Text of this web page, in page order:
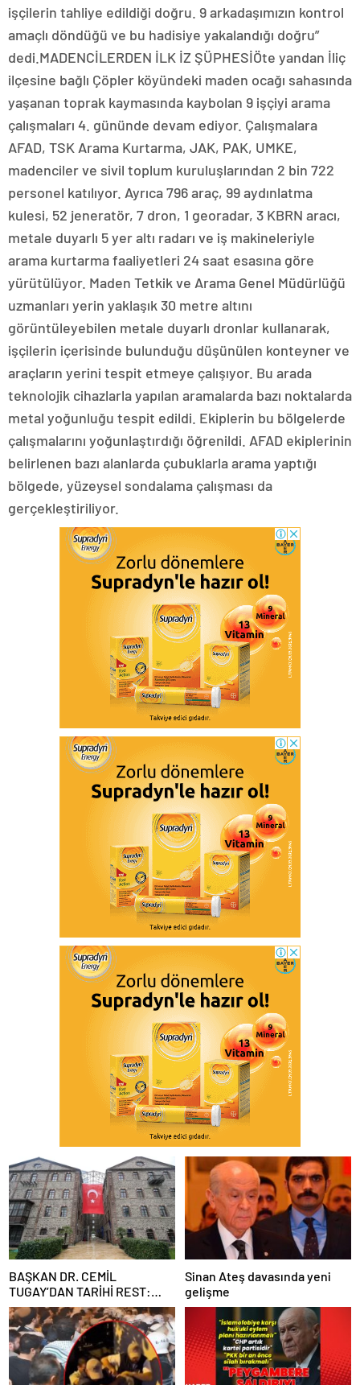
işçilerin tahliye edildiği doğru. 9 arkadaşımızın kontrol
amaçlı döndüğü ve bu hadisiye yakalandığı doğru”
dedi.MADENCİLERDEN İLK İZ ŞÜPHESİÖte yandan İliç
ilçesine bağlı Çöpler köyündeki maden ocağı sahasında
yaşanan toprak kaymasında kaybolan 9 işçiyi arama
çalışmaları 4. gününde devam ediyor. Çalışmalara
AFAD, TSK Arama Kurtarma, JAK, PAK, UMKE,
madenciler ve sivil toplum kuruluşlarından 2 bin 722
personel katılıyor. Ayrıca 796 araç, 99 aydınlatma
kulesi, 52 jeneratör, 7 dron, 1 georadar, 3 KBRN aracı,
metale duyarlı 5 yer altı radarı ve iş makineleriyle
arama kurtarma faaliyetleri 24 saat esasına göre
yürütülüyor. Maden Tetkik ve Arama Genel Müdürlüğü
uzmanları yerin yaklaşık 30 metre altını
görüntüleyebilen metale duyarlı dronlar kullanarak,
işçilerin içerisinde bulunduğu düşünülen konteyner ve
araçların yerini tespit etmeye çalışıyor. Bu arada
teknolojik cihazlarla yapılan aramalarda bazı noktalarda
metal yoğunluğu tespit edildi. Ekiplerin bu bölgelerde
çalışmalarını yoğunlaştırdığı öğrenildi. AFAD ekiplerinin
belirlenen bazı alanlarda çubuklarla arama yaptığı
bölgede, yüzeysel sondalama çalışması da
gerçekleştiriliyor.
BAŞKAN DR. CEMİL
TUGAY’DAN TARİHİ REST:
“İZMİR’İN MALINA
ÇÖKTÜRMEM, HALKIN
HAKKINI KİMSEYE
YEDİRMEM!”
Sinan Ateş davasında yeni
gelişme